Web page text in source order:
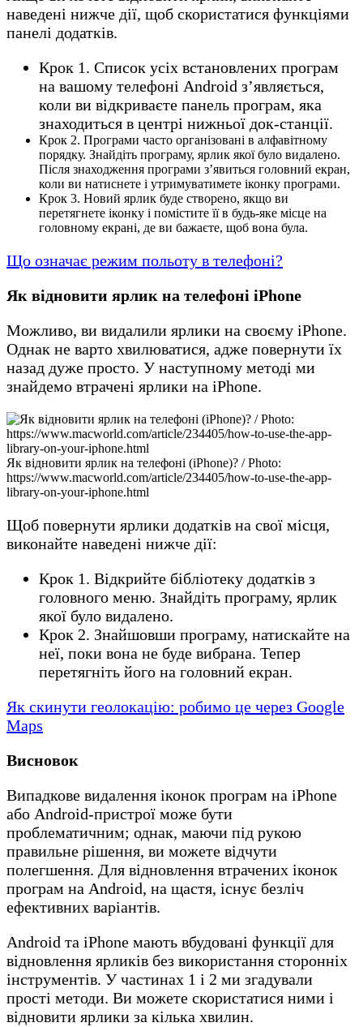
наведені нижче дії, щоб скористатися функціями
панелі додатків.
Крок 1. Список усіх встановлених програм
на вашому телефоні Android з’являється,
коли ви відкриваєте панель програм, яка
знаходиться в центрі нижньої док-станції.
Крок 2. Програми часто організовані в алфавітному
порядку. Знайдіть програму, ярлик якої було видалено.
Після знаходження програми з’явиться головний екран,
коли ви натиснете і утримуватимете іконку програми.
Крок 3. Новий ярлик буде створено, якщо ви
перетягнете іконку і помістите її в будь-яке місце на
головному екрані, де ви бажаєте, щоб вона була.
Що означає режим польоту в телефоні?
Як відновити ярлик на телефоні iPhone
Можливо, ви видалили ярлики на своєму iPhone.
Однак не варто хвилюватися, адже повернути їх
назад дуже просто. У наступному методі ми
знайдемо втрачені ярлики на iPhone.
Як відновити ярлик на телефоні (iPhone)? / Photo:
https://www.macworld.com/article/234405/how-to-use-the-app-
library-on-your-iphone.html
Щоб повернути ярлики додатків на свої місця,
виконайте наведені нижче дії:
Крок 1. Відкрийте бібліотеку додатків з
головного меню. Знайдіть програму, ярлик
якої було видалено.
Крок 2. Знайшовши програму, натискайте на
неї, поки вона не буде вибрана. Тепер
перетягніть його на головний екран.
Як скинути геолокацію: робимо це через Google
Maps
Висновок
Випадкове видалення іконок програм на iPhone
або Android-пристрої може бути
проблематичним; однак, маючи під рукою
правильне рішення, ви можете відчути
полегшення. Для відновлення втрачених іконок
програм на Android, на щастя, існує безліч
ефективних варіантів.
Android та iPhone мають вбудовані функції для
відновлення ярликів без використання сторонніх
інструментів. У частинах 1 і 2 ми згадували
прості методи. Ви можете скористатися ними і
відновити ярлики за кілька хвилин.